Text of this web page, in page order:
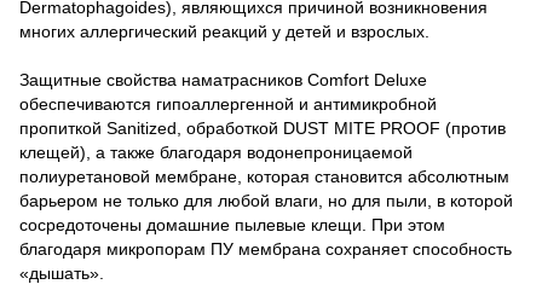
Dermatophagoides), являющихся причиной возникновения
многих аллергический реакций у детей и взрослых.
Защитные свойства наматрасников Comfort Deluxe
обеспечиваются гипоаллергенной и антимикробной
пропиткой Sanitized, обработкой DUST MITE PROOF (против
клещей), а также благодаря водонепроницаемой
полиуретановой мембране, которая становится абсолютным
барьером не только для любой влаги, но для пыли, в которой
сосредоточены домашние пылевые клещи. При этом
благодаря микропорам ПУ мембрана сохраняет способность
«дышать».